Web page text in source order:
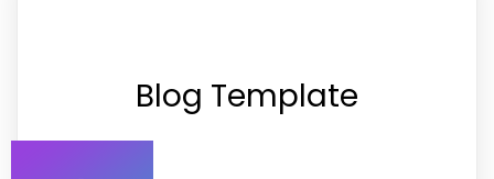
Blog Template